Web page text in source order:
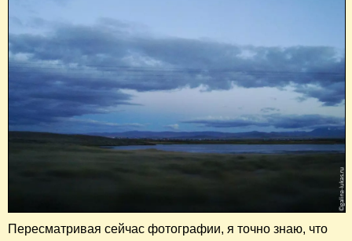
Пересматривая сейчас фотографии, я точно знаю, что